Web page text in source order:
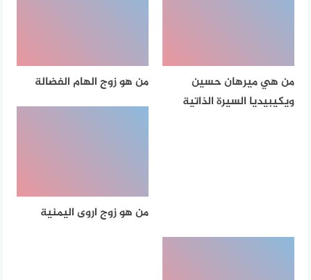
من هي ميرهان حسين
ويكيبيديا السيرة الذاتية
من هو زوج الهام الفضالة
من هو زوج اروى اليمنية